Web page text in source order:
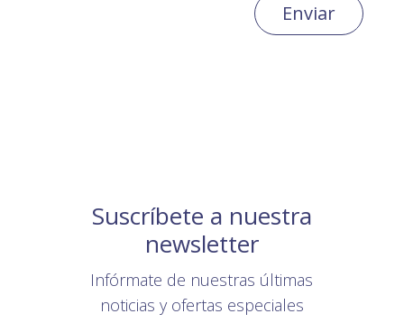
Enviar
Suscríbete a nuestra
newsletter
Infórmate de nuestras últimas
noticias y ofertas especiales